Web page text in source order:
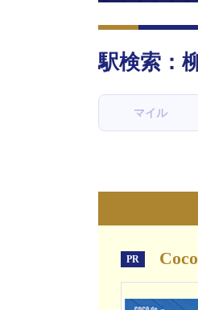
駅検索：
マイル
PR